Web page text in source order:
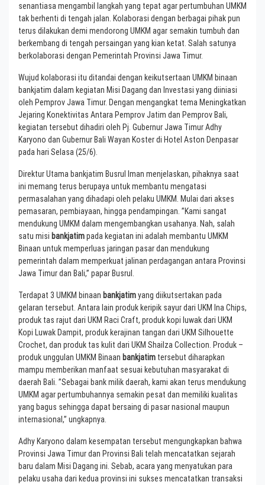
senantiasa mengambil langkah yang tepat agar pertumbuhan UMKM
tak berhenti di tengah jalan. Kolaborasi dengan berbagai pihak pun
terus dilakukan demi mendorong UMKM agar semakin tumbuh dan
berkembang di tengah persaingan yang kian ketat. Salah satunya
berkolaborasi dengan Pemerintah Provinsi Jawa Timur.
Wujud kolaborasi itu ditandai dengan keikutsertaan UMKM binaan
bankjatim dalam kegiatan Misi Dagang dan Investasi yang diiniasi
oleh Pemprov Jawa Timur. Dengan mengangkat tema Meningkatkan
Jejaring Konektivitas Antara Pemprov Jatim dan Pemprov Bali,
kegiatan tersebut dihadiri oleh Pj. Gubernur Jawa Timur Adhy
Karyono dan Gubernur Bali Wayan Koster di Hotel Aston Denpasar
pada hari Selasa (25/6).
Direktur Utama bankjatim Busrul Iman menjelaskan, pihaknya saat
ini memang terus berupaya untuk membantu mengatasi
permasalahan yang dihadapi oleh pelaku UMKM. Mulai dari akses
pemasaran, pembiayaan, hingga pendampingan. ”Kami sangat
mendukung UMKM dalam mengembangkan usahanya. Nah, salah
satu misi bankjatimpada kegiatan ini adalah membantu UMKM
Binaan untuk memperluas jaringan pasar dan mendukung
pemerintah dalam memperkuat jalinan perdagangan antara Provinsi
Jawa Timur dan Bali,” papar Busrul.
Terdapat 3 UMKM binaan bankjatimyang diikutsertakan pada
gelaran tersebut. Antara lain produk keripik sayur dari UKM Ina Chips,
produk tas rajut dari UKM Raci Craft, produk kopi luwak dari UKM
Kopi Luwak Dampit, produk kerajinan tangan dari UKM Silhouette
Crochet, dan produk tas kulit dari UKM Shailza Collection. Produk –
produk unggulan UMKM Binaan bankjatim tersebut diharapkan
mampu memberikan manfaat sesuai kebutuhan masyarakat di
daerah Bali. ”Sebagai bank milik daerah, kami akan terus mendukung
UMKM agar pertumbuhannya semakin pesat dan memiliki kualitas
yang bagus sehingga dapat bersaing di pasar nasional maupun
internasional,” ungkapnya.
Adhy Karyono dalam kesempatan tersebut mengungkapkan bahwa
Provinsi Jawa Timur dan Provinsi Bali telah mencatatkan sejarah
baru dalam Misi Dagang ini. Sebab, acara yang menyatukan para
pelaku usaha dari kedua provinsi ini sukses mencatatkan transaksi